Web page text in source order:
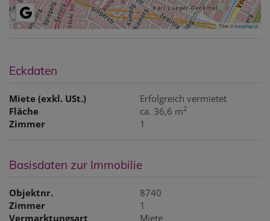
Tiles ©basemap.at
Eckdaten
Miete (exkl. USt.)
Erfolgreich vermietet
Fläche
ca. 36,6 m2
Zimmer 1
Basisdaten zur Immobilie
Objektnr.
8740
Zimmer
1
Vermarktungsart
Miete